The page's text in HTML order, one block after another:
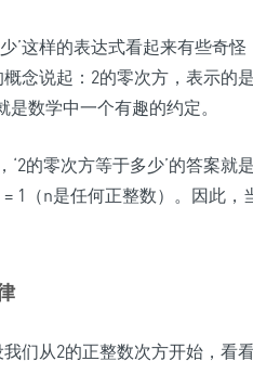
’这样的表达式看起来有些奇怪
念说起：2的零次方，表示的
数学中一个有趣的约定。
的零次方等于多少’的答案就
1（n是任何正整数）。因此，
们从2的正整数次方开始，看